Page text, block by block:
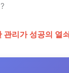
관리가 성공의 열쇠